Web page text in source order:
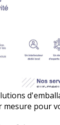
mesure pour